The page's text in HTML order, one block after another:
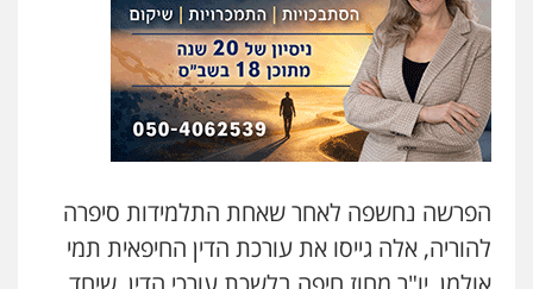
הפרשה נחשפה לאחר שאחת התלמידות סיפרה
להוריה, אלה גייסו את עורכת הדין החיפאית תמי